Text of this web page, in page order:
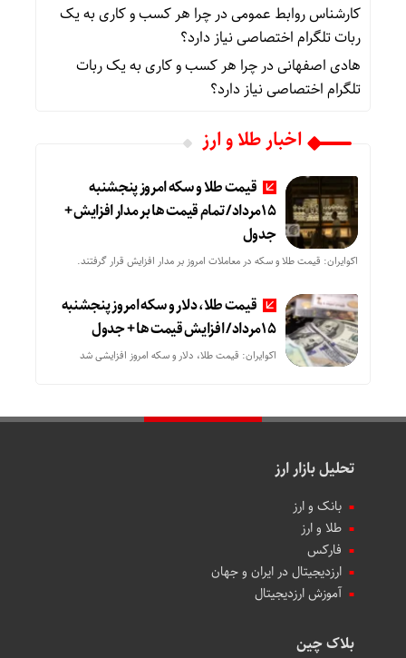
کارشناس روابط عمومیدرچرا هر کسب‌ و کاری به یک
ربات تلگرام اختصاصی نیاز دارد؟
هادی اصفهانیدرچرا هر کسب‌ و کاری به یک ربات
تلگرام اختصاصی نیاز دارد؟
اخبار طلا و ارز
قیمت طلا و سکه امروز پنجشنبه
15مرداد/ تمام قیمت ها بر مدار افزایش +
جدول
اکوایران: قیمت طلا و سکه در معاملات امروز بر مدار افزایش قرار گرفتند.
قیمت طلا، دلار و سکه امروز پنجشنبه
15مرداد/ افزایش قیمت ها + جدول
اکوایران: قیمت طلا، دلار و سکه امروز افزایشی شد
تحلیل بازار ارز
بانک و ارز
طلا و ارز
فارکس
ارزدیجیتال در ایران و جهان
آموزش ارزدیجیتال
بلاک چین